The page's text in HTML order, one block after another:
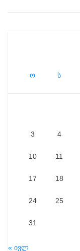
ო ს
3 4
10 11
17 18
24 25
31
« ივლ